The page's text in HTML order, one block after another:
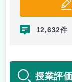
12,632件
授業評